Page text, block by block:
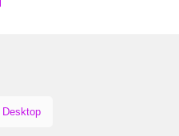
Desktop